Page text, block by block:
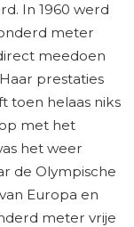
In 1960 werd
meter
meedoen
prestaties
toen helaas niks
met het
het weer
de Olympische
Europa en
meter vrije